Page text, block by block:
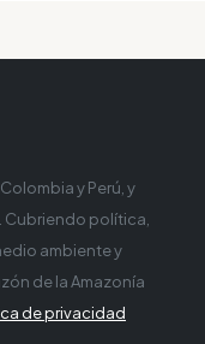
y Perú, y
Cubriendo política,
ambiente y
de la Amazonía
de privacidad